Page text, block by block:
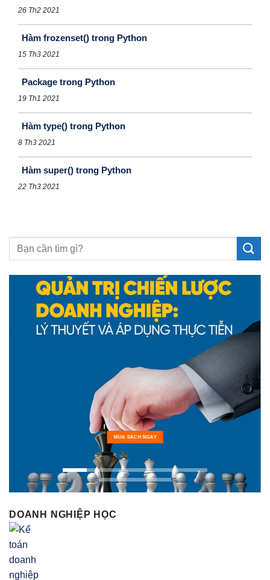
26 Th2 2021
Hàm frozenset() trong Python
15 Th3 2021
Package trong Python
19 Th1 2021
Hàm type() trong Python
8 Th3 2021
Hàm super() trong Python
22 Th3 2021
MUA SÁCH NGAY
DOANH NGHIỆP HỌC